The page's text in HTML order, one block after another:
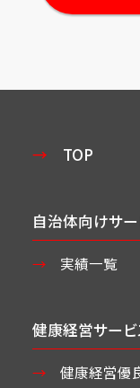
TOP
自治体向けサ
実績一覧
健康経営サービ
健康経営優